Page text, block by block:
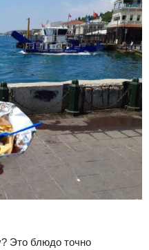
Это блюдо точно